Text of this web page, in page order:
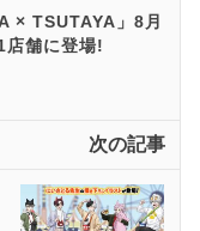
× TSUTAYA」8月
店舗に登場!
次の記事